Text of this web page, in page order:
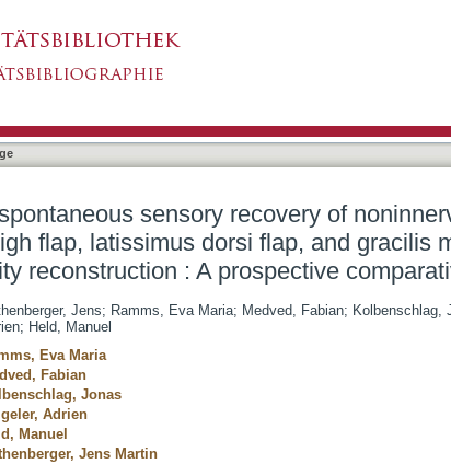
of noninnervated anteromedial thigh
reconstruction : A prospective
sensory recovery of
flap, latissimus dorsi flap, and gracilis
reconstruction : A prospective
Jens; Ramms, Eva Maria; Medved, Fabian; Kolbenschlag,
; Held, Manuel
Eva Maria
Fabian
Jonas
Adrien
Manuel
Jens Martin